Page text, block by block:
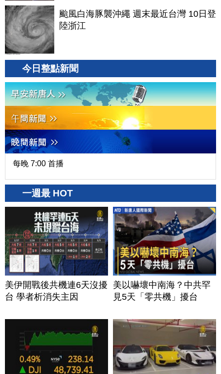
颱風白海豚襲沖繩 週末最近台灣 10日登
陸浙江
今日整點新聞
每晚 7:00 首播
一週最 HOT
美伊開戰後共機連6天沒擾
台 學者析消失主因
美以嚇壞中南海？中共罕
見5天「零共機」擾台